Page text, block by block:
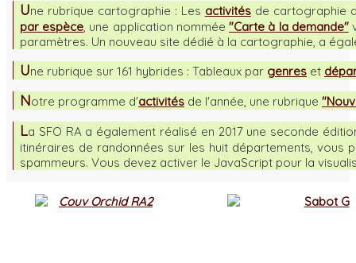
Une rubrique cartographie : Les activitésde cartographie
par espèce, une application nommée"Carte à la demande"
paramètres. Un nouveau site dédié à la cartographie, a
Une rubrique sur 161 hybrides : Tableaux par genres et
Notre programme d'activités de l'année, une rubrique
La SFO RA a également réalisé en 2017 une seconde
itinéraires de randonnées sur les huit départements,
spammeurs. Vous devez activer le JavaScript pour la